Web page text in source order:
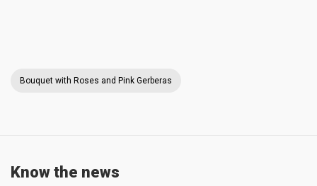
Bouquet with Roses and Pink Gerberas
Know the news